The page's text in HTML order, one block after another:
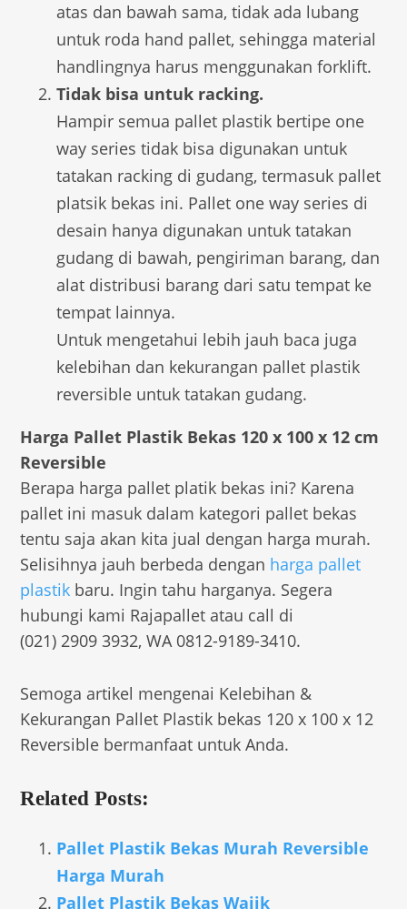
atas dan bawah sama, tidak ada lubang
untuk roda hand pallet, sehingga material
handlingnya harus menggunakan forklift.
Tidak bisa untuk racking.
Hampir semua pallet plastik bertipe one
way series tidak bisa digunakan untuk
tatakan racking di gudang, termasuk pallet
platsik bekas ini. Pallet one way series di
desain hanya digunakan untuk tatakan
gudang di bawah, pengiriman barang, dan
alat distribusi barang dari satu tempat ke
tempat lainnya.
Untuk mengetahui lebih jauh baca juga
kelebihan dan kekurangan pallet plastik
reversible untuk tatakan gudang.
Harga Pallet Plastik Bekas 120 x 100 x 12 cm
Reversible
Berapa harga pallet platik bekas ini? Karena
pallet ini masuk dalam kategori pallet bekas
tentu saja akan kita jual dengan harga murah.
Selisihnya jauh berbeda dengan harga pallet
plastik baru. Ingin tahu harganya. Segera
hubungi kami Rajapallet atau call di
(021) 2909 3932, WA 0812-9189-3410.
Semoga artikel mengenai Kelebihan &
Kekurangan Pallet Plastik bekas 120 x 100 x 12
Reversible bermanfaat untuk Anda.
Related Posts:
Pallet Plastik Bekas Murah Reversible
Harga Murah
Pallet Plastik Bekas Wajik